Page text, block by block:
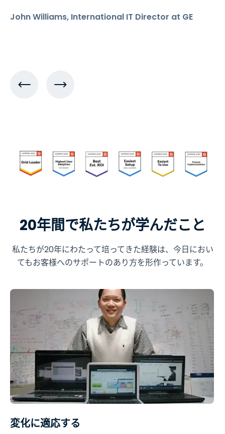
John Williams, International IT Director at GE
20年間で私たちが学んだこと
私たちが20年にわたって培ってきた経験は、今日におい
てもお客様へのサポートのあり方を形作っています。
変化に適応する